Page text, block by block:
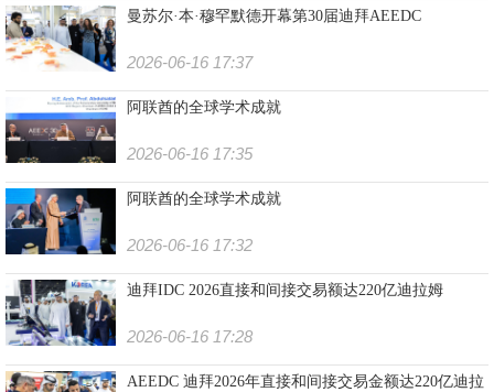
曼苏尔·本·穆罕默德开幕第30届迪拜AEEDC
2026-06-16 17:37
阿联酋的全球学术成就
2026-06-16 17:35
阿联酋的全球学术成就
2026-06-16 17:32
迪拜IDC 2026直接和间接交易额达220亿迪拉姆
2026-06-16 17:28
AEEDC 迪拜2026年直接和间接交易金额达220亿迪拉